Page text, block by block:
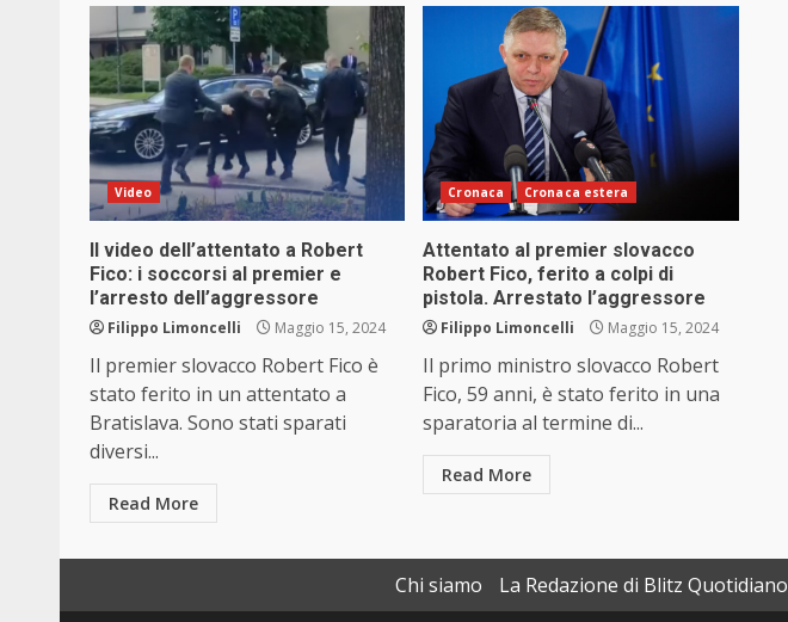
Video
Il video dell’attentato a Robert
Fico: i soccorsi al premier e
l’arresto dell’aggressore
Filippo Limoncelli Maggio 15, 2024
Il premier slovacco Robert Fico è
stato ferito in un attentato a
Bratislava. Sono stati sparati
diversi...
Read More
Cronaca Cronaca estera
Attentato al premier slovacco
Robert Fico, ferito a colpi di
pistola. Arrestato l’aggressore
Filippo Limoncelli Maggio 15, 2024
Il primo ministro slovacco Robert
Fico, 59 anni, è stato ferito in una
sparatoria al termine di...
Read More
Chi siamo La Redazione di Blitz Quotidiano